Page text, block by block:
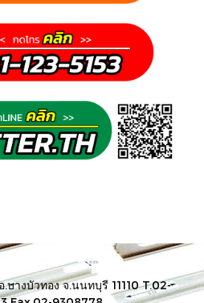
างบัวทอง จ.นนทบุรี 11110 T.02-